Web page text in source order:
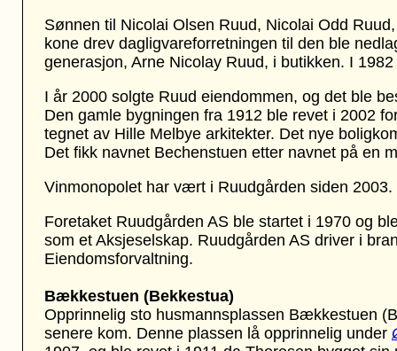
Sønnen til Nicolai Olsen Ruud, Nicolai Odd
kone drev dagligvareforretningen til den ble
generasjon, Arne Nicolay Ruud, i butikken. I
I år 2000 solgte Ruud eiendommen, og det ble
Den gamle bygningen fra 1912 ble revet i 2002
tegnet av Hille Melbye arkitekter. Det nye
Det fikk navnet Bechenstuen etter navnet på en
Vinmonopolet har vært i Ruudgården siden
Foretaket Ruudgården AS ble startet i 1970 og
som et Aksjeselskap. Ruudgården AS driver i
Eiendomsforvaltning.
Bækkestuen (Bekkestua)
Opprinnelig sto husmannsplassen Bækkestuen
senere kom. Denne plassen lå opprinnelig under